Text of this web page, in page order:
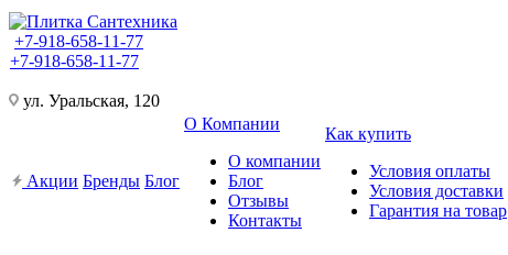
+7-918-658-11-77
+7-918-658-11-77
ул. Уральская, 120
Акции Бренды Блог
О Компании
О компании
Блог
Отзывы
Контакты
Как купить
Условия оплаты
Условия доставки
Гарантия на товар